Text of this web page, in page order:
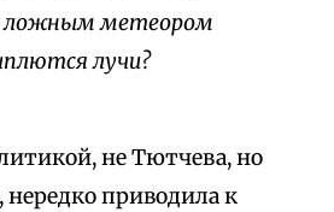
метеором
лучи?
не Тютчева, но
нередко приводила к